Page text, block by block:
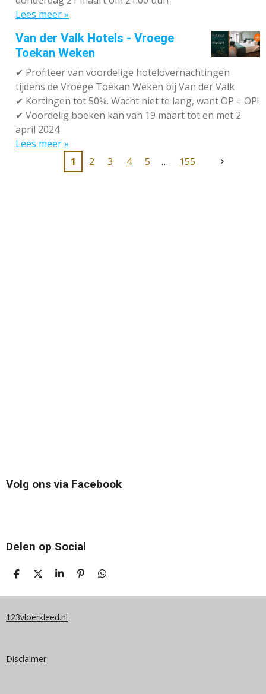
Lees meer »
Van der Valk Hotels - Vroege
Toekan Weken
✔ Profiteer van voordelige hotelovernachtingen
tijdens de Vroege Toekan Weken bij Van der Valk
✔ Kortingen tot 50%. Wacht niet te lang, want OP = OP!
✔ Voordelig boeken kan van 19 maart tot en met 2
april 2024
Lees meer »
1
2 3 4 5 155
Volg ons via Facebook
Delen op Social
D
L
N
D
E
S
A
E
P
N
D
L
123vloerkleed.nl
Disclaimer